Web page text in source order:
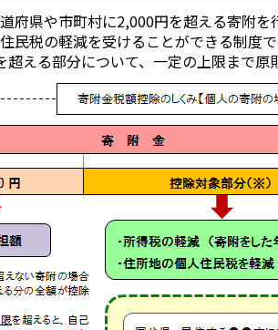
府県や市町村に2,000円を超える寄附
民税の軽減を受けることができる制度で
える部分について、一定の上限まで